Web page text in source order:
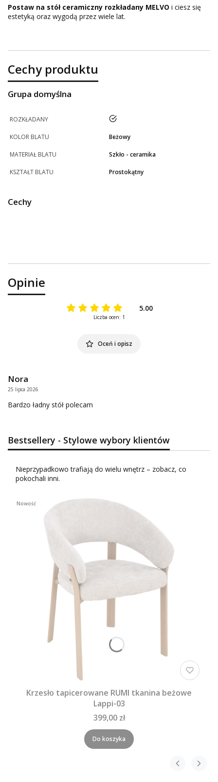
Postaw na stół ceramiczny rozkładany MELVO i ciesz się
estetyką oraz wygodą przez wiele lat.
Cechy produktu
Grupa domyślna
ROZKŁADANY tak
KOLOR BLATU Beżowy
MATERIAŁ BLATU Szkło - ceramika
KSZTAŁT BLATU Prostokątny
Cechy
Opinie
5.00
Liczba ocen: 1
Oceń i opisz
Nora
25 lipca 2026
Bardzo ładny stół polecam
Bestsellery - Stylowe wybory klientów
Nieprzypadkowo trafiają do wielu wnętrz – zobacz, co
pokochali inni.
Nowość
Krzesło tapicerowane RUMI tkanina beżowe
Lappi-03
399,00 zł
Do koszyka